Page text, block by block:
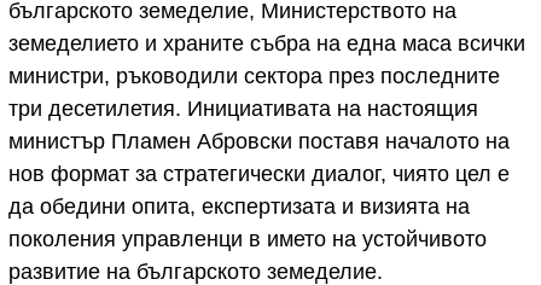
българското земеделие, Министерството на
земеделието и храните събра на една маса всички
министри, ръководили сектора през последните
три десетилетия. Инициативата на настоящия
министър Пламен Абровски поставя началото на
нов формат за стратегически диалог, чиято цел е
да обедини опита, експертизата и визията на
поколения управленци в името на устойчивото
развитие на българското земеделие.